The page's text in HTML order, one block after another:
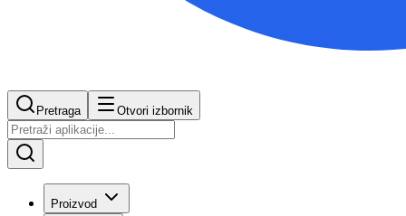
Pretraga Otvori izbornik
Proizvod